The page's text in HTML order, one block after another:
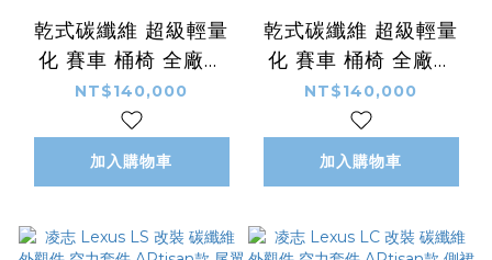
乾式碳纖維 超級輕量
化 賽車 桶椅 全廠牌
全車系 通用 客製化
LOGO 顏色
NT$140,000
加入購物車
乾式碳纖維 超級輕量
化 賽車 桶椅 全廠牌
全車系 通用 客製化
LOGO 顏色
NT$140,000
加入購物車